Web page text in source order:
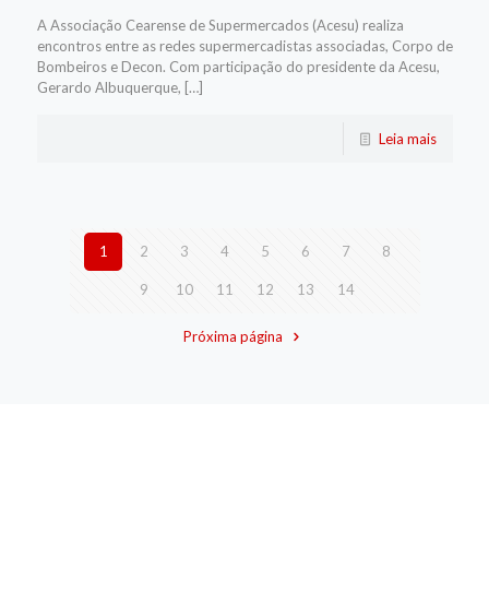
A Associação Cearense de Supermercados (Acesu) realiza
encontros entre as redes supermercadistas associadas, Corpo de
Bombeiros e Decon. Com participação do presidente da Acesu,
Gerardo Albuquerque, […]
Leia mais
1 2 3 4 5 6 7 8
9 10 11 12 13 14
Próxima página